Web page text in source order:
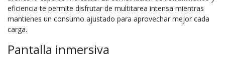
eficiencia te permite disfrutar de multitarea intensa mientras
mantienes un consumo ajustado para aprovechar mejor cada
carga.
Pantalla inmersiva